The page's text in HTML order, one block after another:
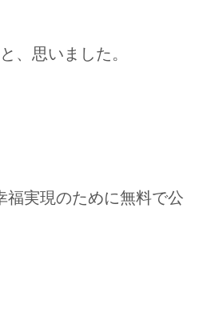
、思いました。
福実現のために無料で公